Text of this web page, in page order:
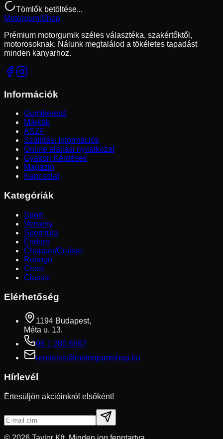
Tömlők betöltése...
MotorgumiShop
Prémium motorgumik széles választéka, szakértőktől,
motorosoknak. Nálunk megtalálod a tökéletes tapadást
minden kanyarhoz.
Információk
Gumikereső
Márkák
ÁSZF
Szállítási Információk
Online elállási nyilatkozat
Gyakori Kérdések
Magazin
Kapcsolat
Kategóriák
Sport
Verseny
Sport túra
Enduro
Chopper/Cruiser
Robogó
Cross
Classic
Elérhetőség
1194 Budapest,
Méta u. 13.
06 1 280 6567
rendeles@motorgumishop.hu
Hírlevél
Értesüljön akcióinkról elsőként!